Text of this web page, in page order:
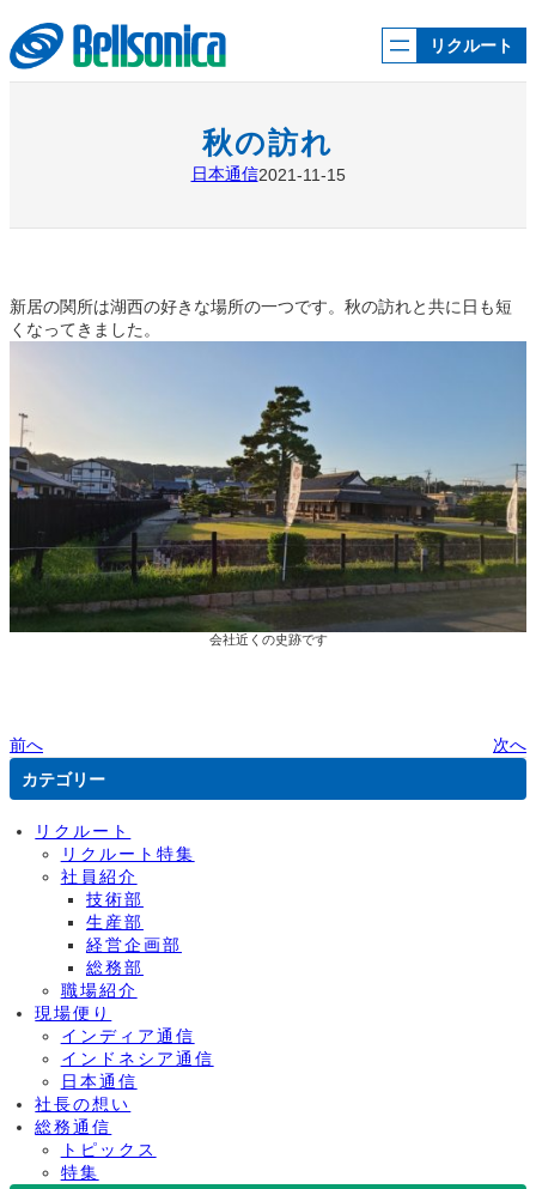
容
を
ス
リクルート
秋の訪れ
日本通信2021-11-15
新居の関所は湖西の好きな場所の一つです。秋の訪れと共に日も短
くなってきました。
会社近くの史跡です
前へ
次へ
カテゴリー
リクルート
リクルート特集
社員紹介
技術部
生産部
経営企画部
総務部
職場紹介
現場便り
インディア通信
インドネシア通信
日本通信
社長の想い
総務通信
トピックス
特集